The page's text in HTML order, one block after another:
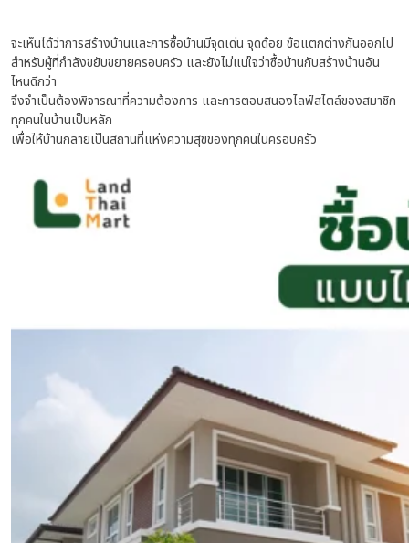
จะเห็นได้ว่าการสร้างบ้านและการซื้อบ้านมีจุดเด่น จุดด้อย ข้อแตกต่างกันออกไป
สำหรับผู้ที่กำลังขยับขยายครอบครัว และยังไม่แน่ใจว่าซื้อบ้านกับสร้างบ้านอัน
ไหนดีกว่า
จึงจำเป็นต้องพิจารณาที่ความต้องการ และการตอบสนองไลฟ์สไตล์ของสมาชิก
ทุกคนในบ้านเป็นหลัก
เพื่อให้บ้านกลายเป็นสถานที่แห่งความสุขของทุกคนในครอบครัว